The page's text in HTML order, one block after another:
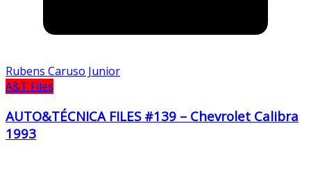
Rubens Caruso Junior
A&T Files
AUTO&TÉCNICA FILES #139 – Chevrolet Calibra
1993